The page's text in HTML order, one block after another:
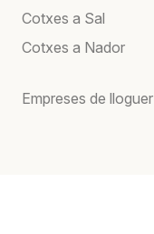
Cotxes a Sal
Cotxes a Nador
Empreses de lloguer